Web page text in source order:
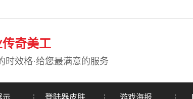
奇美工
时效格·给您最满意的服务
示 登陆器皮肤 游戏海报